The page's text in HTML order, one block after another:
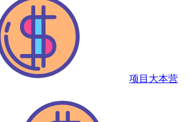
项目大本营